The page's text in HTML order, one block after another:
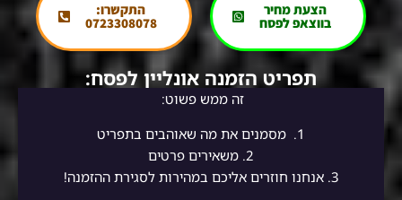
הצעת מחיר
בווצאפ לפסח
התקשרו:
0723308078
תפריט הזמנה אונליין לפסח:
זה ממש פשוט:
1.
מסמנים את מה שאוהבים בתפריט
2. משאירים פרטים
3. אנחנו חוזרים אליכם במהירות לסגירת ההזמנה!